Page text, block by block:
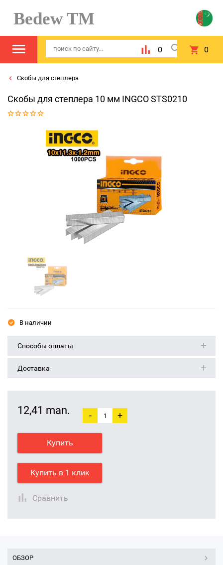
Bedew TM
0 0
Скобы для степлера
Скобы для степлера 10 мм INGCO STS0210
В наличии
Способы оплаты
Доставка
12,41 man. - +
Купить
Купить в 1 клик
Сравнить
ОБЗОР